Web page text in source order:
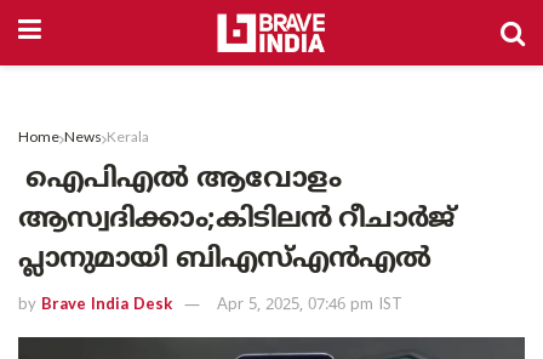
Home News Kerala
ഐപിഎൽ ആവോളം
ആസ്വദിക്കാം;കിടിലൻ റീചാർജ്
പ്ലാനുമായി ബിഎസ്എൻഎൽ
by Brave India Desk Apr 5, 2025, 07:46 pm IST